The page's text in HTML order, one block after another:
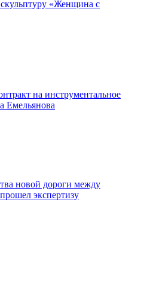
«Женщина с
на инструментальное
Емельянова
новой дороги между
экспертизу